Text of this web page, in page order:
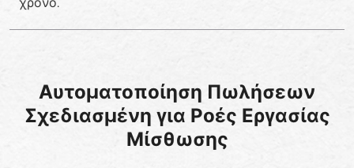
Αυτοματοποίηση Πωλήσεων
Σχεδιασμένη για Ροές Εργασίας
Μίσθωσης